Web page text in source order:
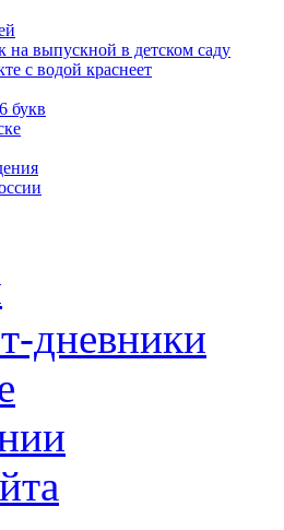
на выпускной в детском саду
с водой краснеет
букв
дневники